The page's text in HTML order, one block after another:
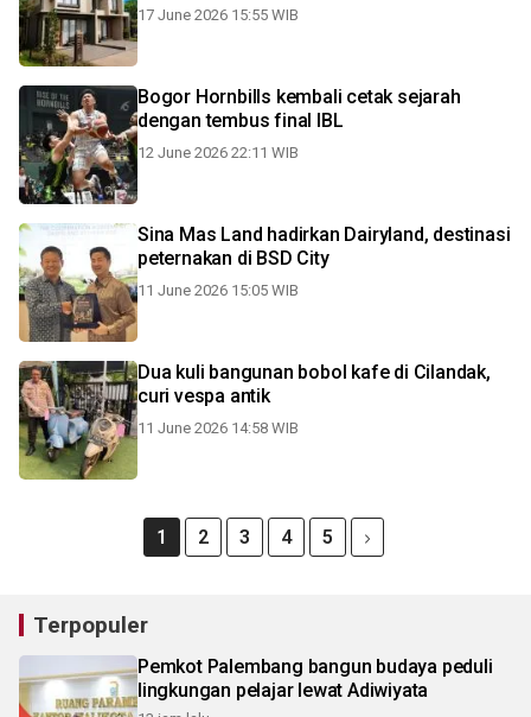
17 June 2026 15:55 WIB
Bogor Hornbills kembali cetak sejarah
dengan tembus final IBL
12 June 2026 22:11 WIB
Sina Mas Land hadirkan Dairyland, destinasi
peternakan di BSD City
11 June 2026 15:05 WIB
Dua kuli bangunan bobol kafe di Cilandak,
curi vespa antik
11 June 2026 14:58 WIB
1 2 3 4 5
Terpopuler
Pemkot Palembang bangun budaya peduli
lingkungan pelajar lewat Adiwiyata